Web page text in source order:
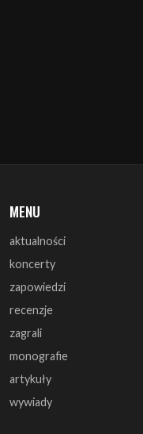
aktualności
zapowiedzi
recenzje
zagrali
monografie
artykuły
wywiady